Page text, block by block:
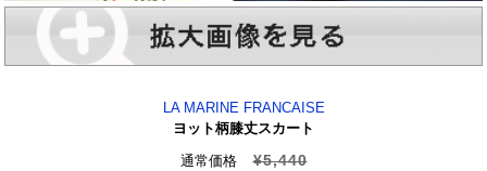
LA MARINE FRANCAISE
ヨット柄膝丈スカート
通常価格
¥5,440